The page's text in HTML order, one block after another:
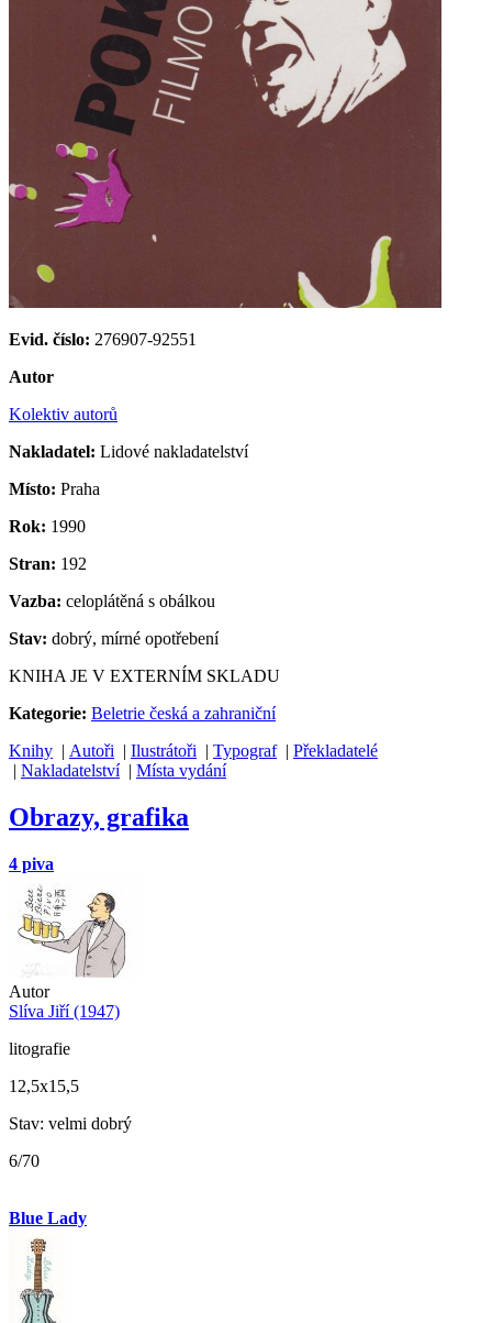
Evid. číslo: 276907-92551
Autor
Kolektiv autorů
Nakladatel: Lidové nakladatelství
Místo: Praha
Rok: 1990
Stran: 192
Vazba: celoplátěná s obálkou
Stav: dobrý, mírné opotřebení
KNIHA JE V EXTERNÍM SKLADU
Kategorie: Beletrie česká a zahraniční
Knihy | Autoři | Ilustrátoři | Typograf| Překladatelé
| Nakladatelství| Místa vydání
Obrazy, grafika
4 piva
Autor
Slíva Jiří (1947)
litografie
12,5x15,5
Stav: velmi dobrý
6/70
Blue Lady